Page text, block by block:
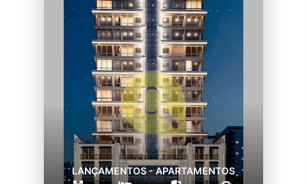
LANÇAMENTOS - APARTAMENTOS